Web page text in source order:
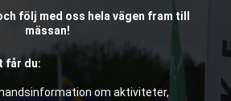
följ med oss hela vägen fram till
mässan!
får du:
om aktiviteter,